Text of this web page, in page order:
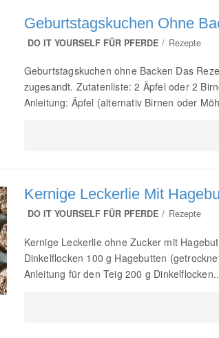
Geburtstagskuchen Ohne
DO IT YOURSELF FÜR PFERDE Rezepte
Geburtstagskuchen ohne Backen Das
zugesandt. Zutatenliste: 2 Äpfel oder 2
Anleitung: Äpfel (alternativ Birnen oder
Kernige Leckerlie Mit
DO IT YOURSELF FÜR PFERDE Rezepte
Kernige Leckerlie ohne Zucker mit
Dinkelflocken 100 g Hagebutten
Anleitung für den Teig 200 g